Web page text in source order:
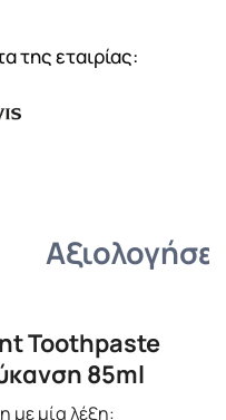
της εταιρίας:
Toothpaste
85ml
με μία λέξη: